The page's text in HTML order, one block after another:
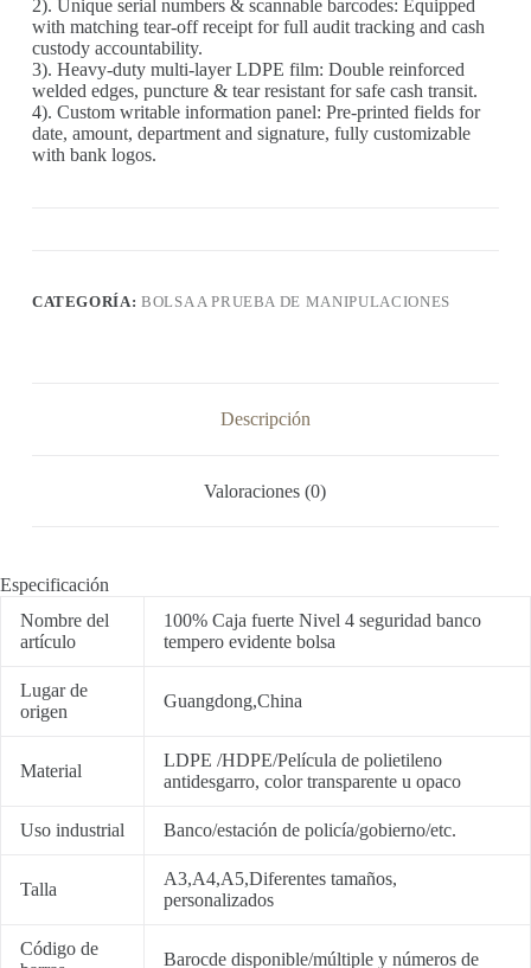
2). Unique serial numbers & scannable barcodes: Equipped
with matching tear-off receipt for full audit tracking and cash
custody accountability.
3). Heavy-duty multi-layer LDPE film: Double reinforced
welded edges, puncture & tear resistant for safe cash transit.
4). Custom writable information panel: Pre-printed fields for
date, amount, department and signature, fully customizable
with bank logos.
CATEGORÍA:BOLSA A PRUEBA DE MANIPULACIONES
Descripción
Valoraciones (0)
Especificación
Nombre del
artículo
100% Caja fuerte Nivel 4 seguridad banco
tempero evidente bolsa
Lugar de
origen
Guangdong,China
Material
LDPE /HDPE/Película de polietileno
antidesgarro, color transparente u opaco
Uso industrial Banco/estación de policía/gobierno/etc.
Talla
A3,A4,A5,Diferentes tamaños,
personalizados
Código de
Barocde disponible/múltiple y números de